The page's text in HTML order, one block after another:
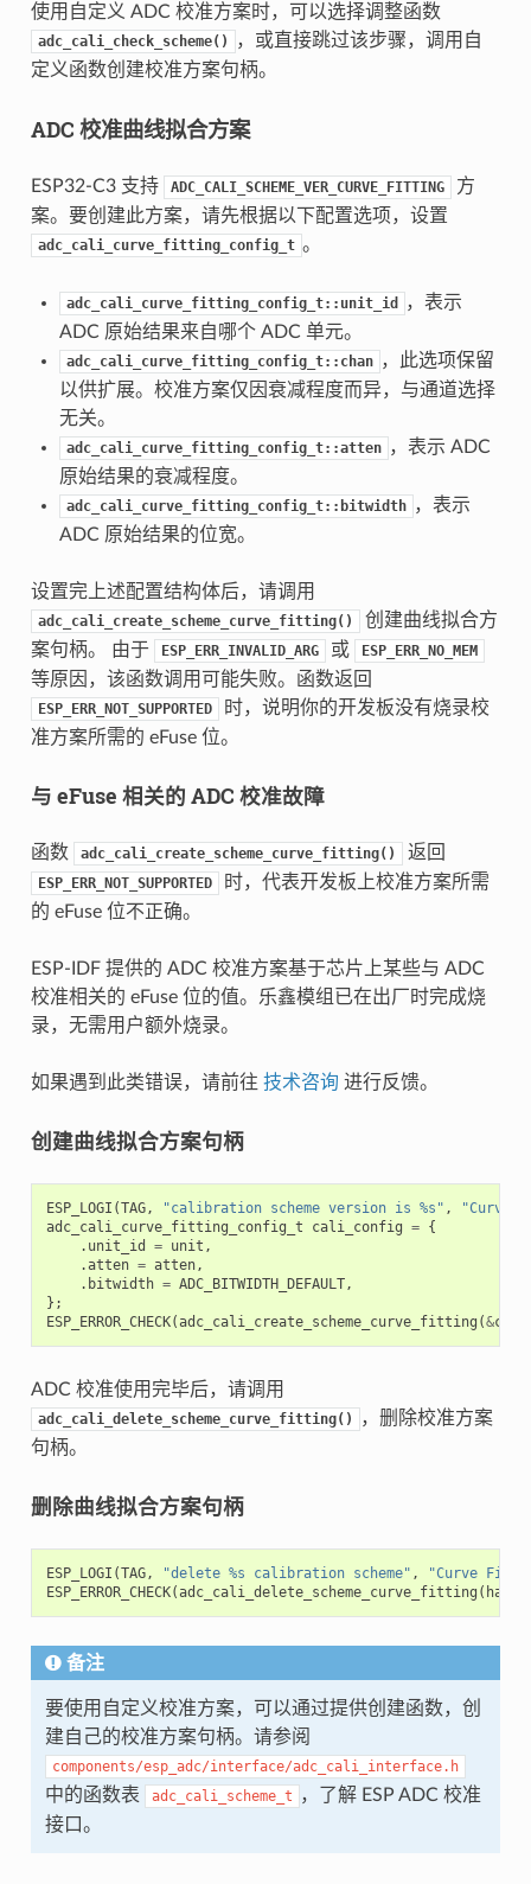
使用自定义 ADC 校准方案时，可以选择调整函数
adc_cali_check_scheme()
，或直接跳过该步骤，调用自
定义函数创建校准方案句柄。
ADC 校准曲线拟合方案
ESP32-C3 支持 ADC_CALI_SCHEME_VER_CURVE_FITTING
方
案。要创建此方案，请先根据以下配置选项，设置
adc_cali_curve_fitting_config_t 。
adc_cali_curve_fitting_config_t::unit_id
，表示
ADC 原始结果来自哪个 ADC 单元。
adc_cali_curve_fitting_config_t::chan ，此选项保留
以供扩展。校准方案仅因衰减程度而异，与通道选择
无关。
adc_cali_curve_fitting_config_t::atten ，表示 ADC
原始结果的衰减程度。
adc_cali_curve_fitting_config_t::bitwidth ，表示
ADC 原始结果的位宽。
设置完上述配置结构体后，请调用
adc_cali_create_scheme_curve_fitting()
创建曲线拟合方
案句柄。 由于
ESP_ERR_INVALID_ARG 或 ESP_ERR_NO_MEM
等原因，该函数调用可能失败。函数返回
ESP_ERR_NOT_SUPPORTED
时，说明你的开发板没有烧录校
准方案所需的 eFuse 位。
与 eFuse 相关的 ADC 校准故障
函数 adc_cali_create_scheme_curve_fitting() 返回
ESP_ERR_NOT_SUPPORTED
时，代表开发板上校准方案所需
的 eFuse 位不正确。
ESP-IDF 提供的 ADC 校准方案基于芯片上某些与 ADC
校准相关的 eFuse 位的值。乐鑫模组已在出厂时完成烧
录，无需用户额外烧录。
如果遇到此类错误，请前往 技术咨询 进行反馈。
创建曲线拟合方案句柄
ESP_LOGI (TAG, "calibration scheme version is %s" ,
"Curve
adc_cali_curve_fitting_config_t
cali_config = {
. unit_id = unit ,
.atten = atten,
. bitwidth = ADC_BITWIDTH_DEFAULT,
};
ESP_ERROR_CHECK(adc_cali_create_scheme_curve_fitting (&
ADC 校准使用完毕后，请调用
adc_cali_delete_scheme_curve_fitting()
，删除校准方案
句柄。
删除曲线拟合方案句柄
ESP_LOGI (TAG, "delete %s calibration scheme" ,
"Curve
ESP_ERROR_CHECK(adc_cali_delete_scheme_curve_fitting (
备注
要使用自定义校准方案，可以通过提供创建函数，创
建自己的校准方案句柄。请参阅
components/esp_adc/interface/adc_cali_interface.h
中的函数表 adc_cali_scheme_t
，了解 ESP ADC 校准
接口。